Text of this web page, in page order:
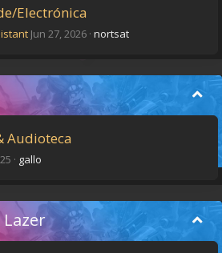
Electrónica
Jun 27, 2026 nortsat
Audioteca
gallo
Lazer